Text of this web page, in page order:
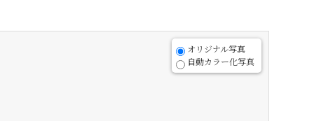
オリジナル写真
自動カラー化写真